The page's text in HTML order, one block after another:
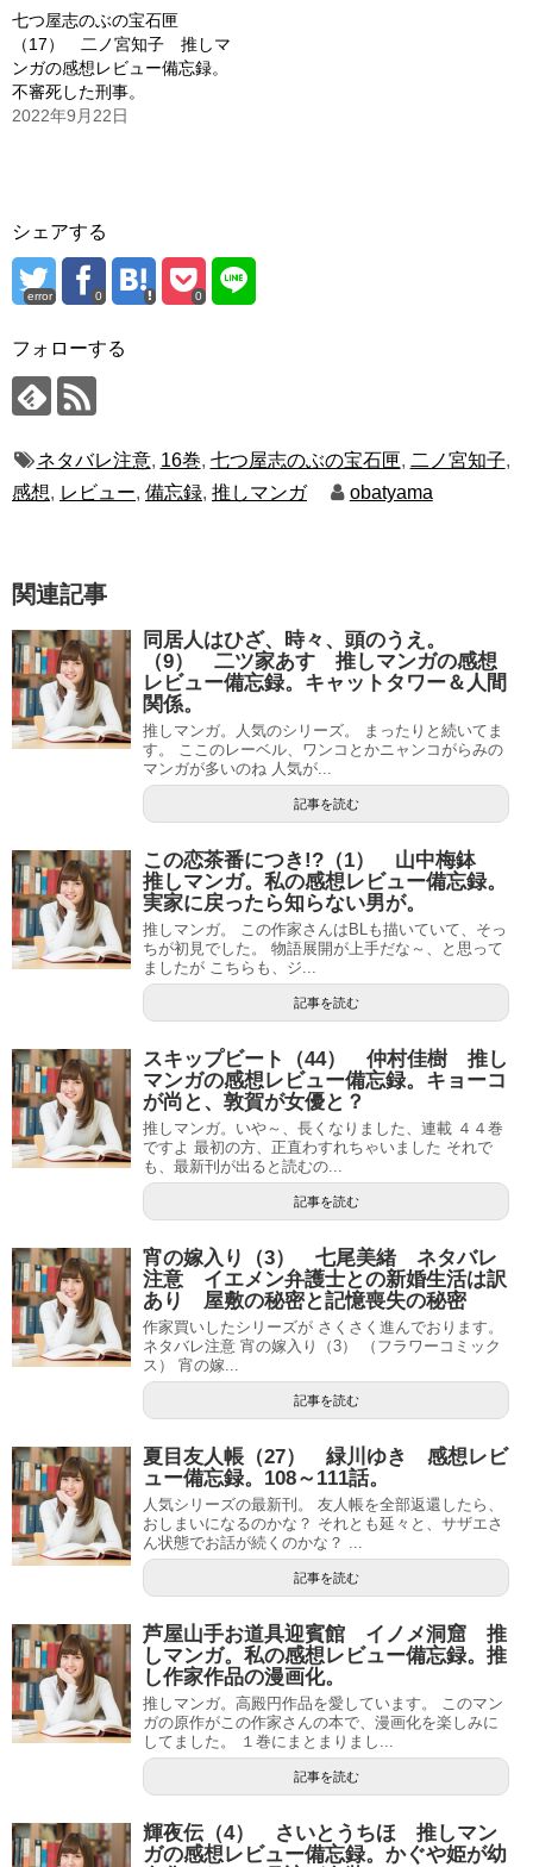
七つ屋志のぶの宝石匣
（17） 二ノ宮知子 推しマ
ンガの感想レビュー備忘録。
不審死した刑事。
2022年9月22日
シェアする
error 0 0
フォローする
ネタバレ注意, 16巻, 七つ屋志のぶの宝石匣, 二ノ宮知子,
感想, レビュー, 備忘録, 推しマンガ obatyama
関連記事
同居人はひざ、時々、頭のうえ。
（9） 二ツ家あす 推しマンガの感想
レビュー備忘録。キャットタワー＆人間
関係。
推しマンガ。人気のシリーズ。 まったりと続いてま
す。 ここのレーベル、ワンコとかニャンコがらみの
マンガが多いのね 人気が...
記事を読む
この恋茶番につき!?（1） 山中梅鉢
推しマンガ。私の感想レビュー備忘録。
実家に戻ったら知らない男が。
推しマンガ。 この作家さんはBLも描いていて、そっ
ちが初見でした。 物語展開が上手だな～、と思って
ましたが こちらも、ジ...
記事を読む
スキップビート（44） 仲村佳樹 推し
マンガの感想レビュー備忘録。キョーコ
が尚と、敦賀が女優と？
推しマンガ。いや～、長くなりました、連載 ４４巻
ですよ 最初の方、正直わすれちゃいました それで
も、最新刊が出ると読むの...
記事を読む
宵の嫁入り（3） 七尾美緒 ネタバレ
注意 イエメン弁護士との新婚生活は訳
あり 屋敷の秘密と記憶喪失の秘密
作家買いしたシリーズが さくさく進んでおります。
ネタバレ注意 宵の嫁入り（3） （フラワーコミック
ス） 宵の嫁...
記事を読む
夏目友人帳（27） 緑川ゆき 感想レビ
ュー備忘録。108～111話。
人気シリーズの最新刊。 友人帳を全部返還したら、
おしまいになるのかな？ それとも延々と、サザエさ
ん状態でお話が続くのかな？ ...
記事を読む
芦屋山手お道具迎賓館 イノメ洞窟 推
しマンガ。私の感想レビュー備忘録。推
し作家作品の漫画化。
推しマンガ。高殿円作品を愛しています。 このマン
ガの原作がこの作家さんの本で、漫画化を楽しみに
してました。 １巻にまとまりまし...
記事を読む
輝夜伝（4） さいとうちほ 推しマン
ガの感想レビュー備忘録。かぐや姫が幼